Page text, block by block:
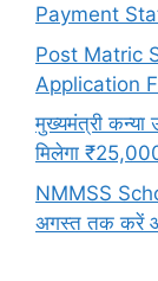
Payment
Post Matric
Application
मुख्यमंत्री कन्या
मिलेगा ₹25,000
NMMSS
अगस्त तक करें